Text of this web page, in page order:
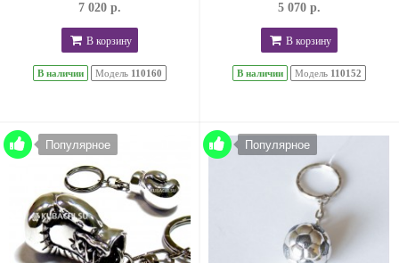
7 020 р.
В корзину
В наличии Модель 110160
5 070 р.
В корзину
В наличии Модель 110152
Популярное Популярное